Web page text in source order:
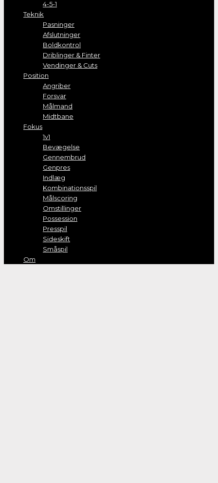
4-5-1
Teknik
Pasninger
Afslutninger
Boldkontrol
Driblinger & Finter
Vendinger & Cuts
Position
Angriber
Forsvar
Målmand
Midtbane
Fokus
1v1
Bevægelse
Gennembrud
Genpres
Indlæg
Kombinationsspil
Målscoring
Omstillinger
Possession
Presspil
Sideskift
Småspil
Om